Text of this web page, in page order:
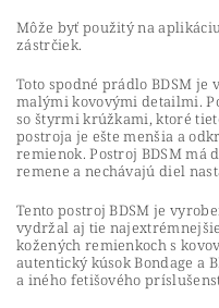
Môže byť použitý na
zástrčiek.
Toto spodné prádlo BDSM
malými kovovými detailmi.
so štyrmi krúžkami, ktoré
postroja je ešte menšia a
remienok. Postroj BDSM má
remene a nechávajú diel
Tento postroj BDSM je
vydržal aj tie
kožených remienkoch s
autentický kúsok Bondage a
a iného fetišového